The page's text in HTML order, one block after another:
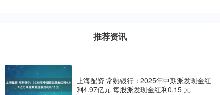
推荐资讯
上海配资 常熟银行：2025年中期派发现金红
利4.97亿元 每股派发现金红利0.15 元